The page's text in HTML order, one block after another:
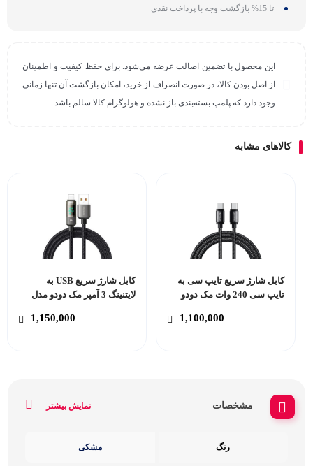
تا 15% بازگشت وجه با پرداخت نقدی
این محصول با تضمین اصالت عرضه می‌شود. برای حفظ کیفیت و اطمینان
از اصل بودن کالا، در صورت انصراف از خرید، امکان بازگشت آن تنها زمانی
وجود دارد که پلمپ بسته‌بندی باز نشده و هولوگرام کالا سالم باشد.
کالاهای مشابه
کابل شارژ سریع تایپ سی به
تایپ سی 240 وات مک دودو
1,100,000
کابل شارژ سریع USB به
لایتنینگ 3 آمپر مک دودو مدل
1,150,000
مشخصات نمایش بیشتر
رنگ مشکی